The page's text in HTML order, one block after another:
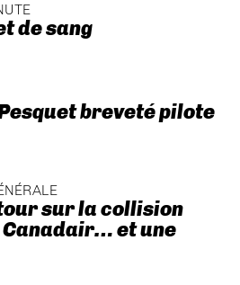
de sang
breveté pilote
sur la collision
et une